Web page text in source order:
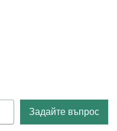
Задайте въпрос